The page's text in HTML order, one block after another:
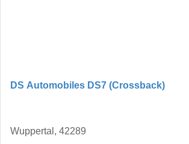
DS Automobiles DS7 (Crossback)
Wuppertal, 42289